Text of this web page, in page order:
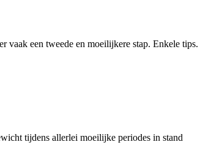
vaak een tweede en moeilijkere stap. Enkele tips.
tijdens allerlei moeilijke periodes in stand